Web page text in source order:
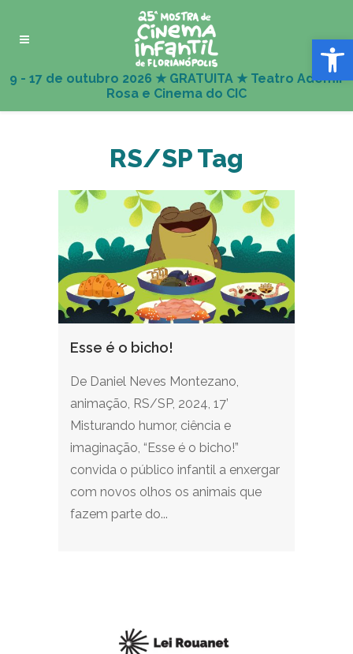
Abrir
RS/SP Tag
Esse é o bicho!
De Daniel Neves Montezano,
animação, RS/SP, 2024, 17’
Misturando humor, ciência e
imaginação, “Esse é o bicho!”
convida o público infantil a enxergar
com novos olhos os animais que
fazem parte do...